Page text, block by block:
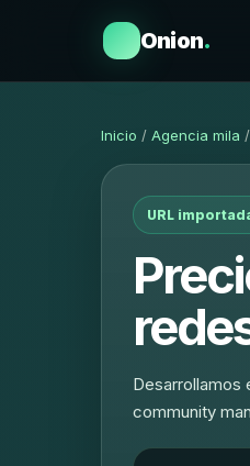
Onion.
Inicio / Agencia mila
URL
Desarrollamos
community